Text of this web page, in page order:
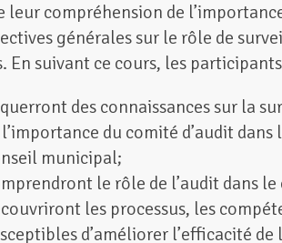
leur compréhension de
générales sur le rôle de
En suivant ce cours, les
des connaissances sur la
du comité d’audit
municipal;
le rôle de l’audit dans
les processus, les
d’améliorer l’efficacité de